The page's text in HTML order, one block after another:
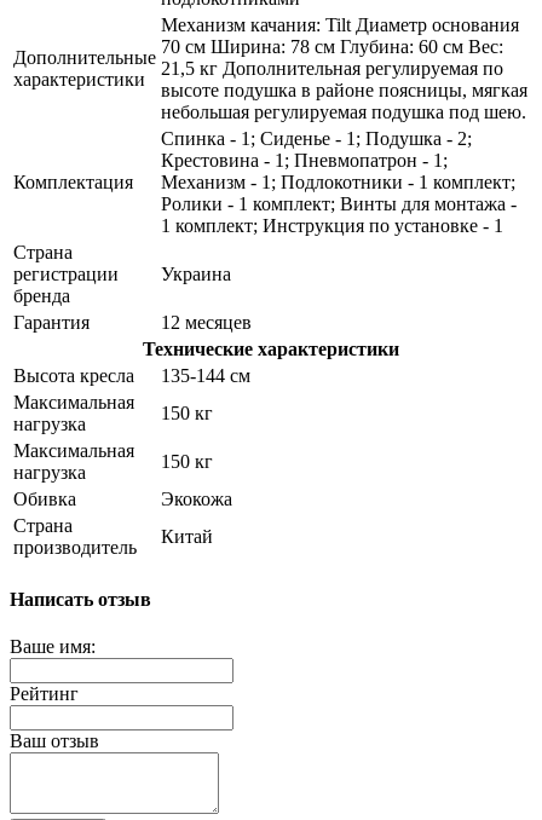
Дополнительные
характеристики
Механизм качания: Tilt Диаметр основания
70 см Ширина: 78 см Глубина: 60 см Вес:
21,5 кг Дополнительная регулируемая по
высоте подушка в районе поясницы, мягкая
небольшая регулируемая подушка под шею.
Комплектация
Спинка - 1; Сиденье - 1; Подушка - 2;
Крестовина - 1; Пневмопатрон - 1;
Механизм - 1; Подлокотники - 1 комплект;
Ролики - 1 комплект; Винты для монтажа -
1 комплект; Инструкция по установке - 1
Страна
регистрации
бренда
Украина
Гарантия
12 месяцев
Технические характеристики
Высота кресла
135-144 см
Максимальная
нагрузка
150 кг
Максимальная
нагрузка
150 кг
Обивка
Экокожа
Страна
производитель
Китай
Написать отзыв
Ваше имя:
Рейтинг
Ваш отзыв